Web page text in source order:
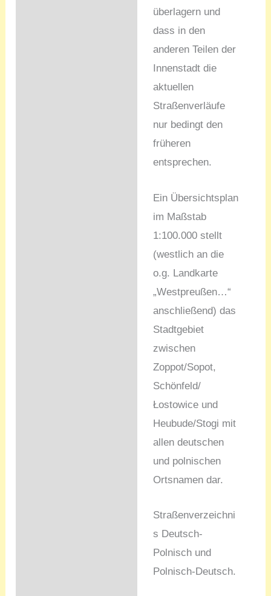
überlagern und
dass in den
anderen Teilen der
Innenstadt die
aktuellen
Straßenverläufe
nur bedingt den
früheren
entsprechen.
Ein Übersichtsplan
im Maßstab
1:100.000 stellt
(westlich an die
o.g. Landkarte
„Westpreußen…“
anschließend) das
Stadtgebiet
zwischen
Zoppot/Sopot,
Schönfeld/
Łostowice und
Heubude/Stogi mit
allen deutschen
und polnischen
Ortsnamen dar.
Straßenverzeichni
s Deutsch-
Polnisch und
Polnisch-Deutsch.